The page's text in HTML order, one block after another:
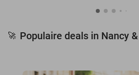
🚀 Populaire deals in Nancy